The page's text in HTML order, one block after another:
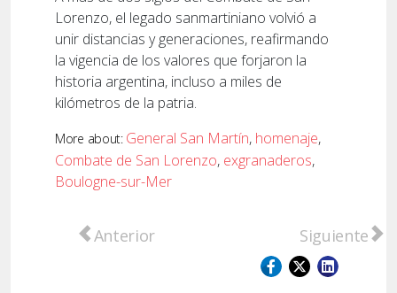
Lorenzo, el legado sanmartiniano volvió a
unir distancias y generaciones, reafirmando
la vigencia de los valores que forjaron la
historia argentina, incluso a miles de
kilómetros de la patria.
More about: General San Martín, homenaje,
Combate de San Lorenzo, exgranaderos,
Boulogne-sur-Mer
Artículo anterior: La Fiscal General se
Anterior Artículo
Siguiente